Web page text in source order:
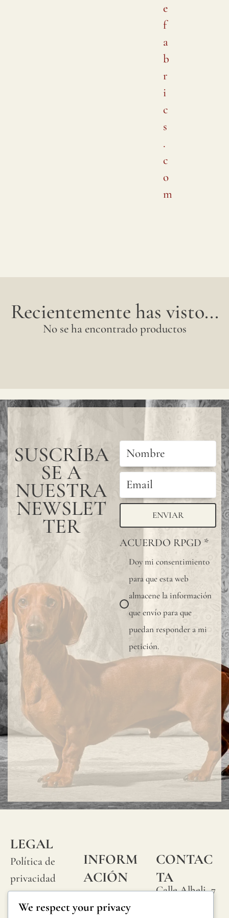
e
f
a
b
r
i
c
s
.
c
o
m
Recientemente has visto...
No se ha encontrado productos
SUSCRÍBA
SE A
NUESTRA
NEWSLET
TER ENVIAR
ACUERDO RPGD *
Doy mi consentimiento
para que esta web
almacene la información
que envío para que
puedan responder a mi
petición.
LEGAL
Política de
privacidad
Política de
INFORM
ACIÓN
Preguntas
frecuentes
CONTAC
TA
Calle Alheli, 7
We respect your privacy